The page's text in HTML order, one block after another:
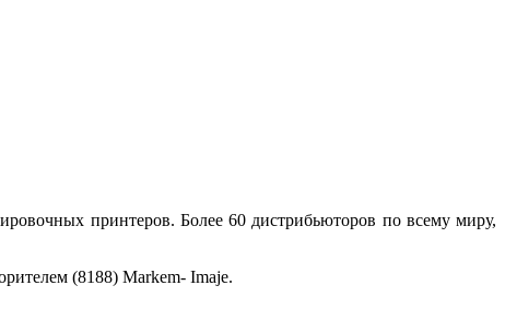
принтеров. Более 60 дистрибьюторов по всему миру,
(8188) Markem- Imaje.